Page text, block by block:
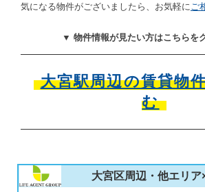
気になる物件がございましたら、お気軽に ご
▼ 物件情報が見たい方はこちらを
大宮駅周辺の賃貸物
む
大宮区周辺・他エリア